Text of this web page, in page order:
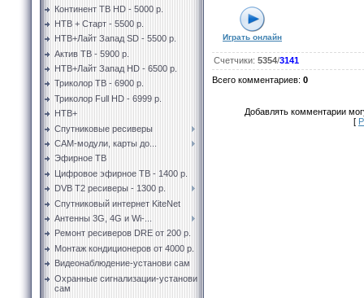
Континент ТВ HD - 5000 р.
НТВ + Старт - 5500 р.
НТВ+Лайт Запад SD - 5500 р.
Актив ТВ - 5900 р.
НТВ+Лайт Запад HD - 6500 р.
Триколор ТВ - 6900 р.
Триколор Full HD - 6999 р.
НТВ+
Спутниковые ресиверы
CAM-модули, карты до...
Эфирное ТВ
Цифровое эфирное ТВ - 1400 р.
DVB T2 ресиверы - 1300 р.
Спутниковый интернет KiteNet
Антенны 3G, 4G и Wi-...
Ремонт ресиверов DRE от 200 р.
Монтаж кондиционеров от 4000 р.
Видеонаблюдение-установи сам
Охранные сигнализации-установи
сам
Играть онлайн
Счетчики: 5354/3141
Всего комментариев: 0
Добавлять комментарии
[